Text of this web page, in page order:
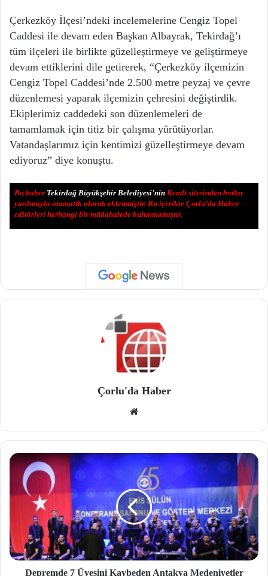
Çerkezköy İlçesi’ndeki incelemelerine Cengiz Topel
Caddesi ile devam eden Başkan Albayrak, Tekirdağ’ı
tüm ilçeleri ile birlikte güzelleştirmeye ve geliştirmeye
devam ettiklerini dile getirerek, “Çerkezköy ilçemizin
Cengiz Topel Caddesi’nde 2.500 metre peyzaj ve çevre
düzenlemesi yaparak ilçemizin çehresini değiştirdik.
Ekiplerimiz caddedeki son düzenlemeleri de
tamamlamak için titiz bir çalışma yürütüyorlar.
Vatandaşlarımız için kentimizi güzelleştirmeye devam
ediyoruz” diye konuştu.
Bu haber Tekirdağ Büyükşehir Belediyesi’nin Kendi sitesinden botlar
yardımıyla otomatik olarak eklenmiştir. Bu içerikte Çorlu’da Haber
editörleri herhangi bir müdahalede bulunmamıştır.
Çorlu'da Haber
site
si
Depremde 7 Üyesini Kaybeden Antakya Medeniyetler